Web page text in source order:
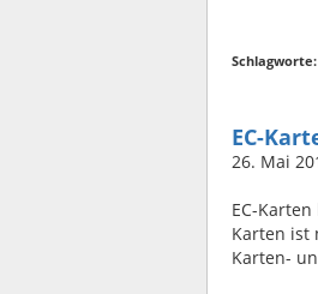
Schlagworte:
EC-
26. Mai
EC-
Karten ist
Karten-